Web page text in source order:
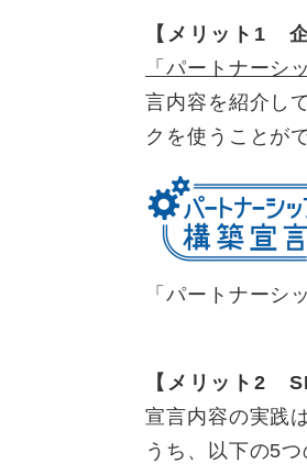
【メリット1
「パートナーシ
言内容を紹介し
クを使うことが
「パートナーシ
【メリット2
宣言内容の実践
うち、以下の5